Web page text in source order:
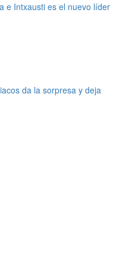
e Intxausti es el nuevo líder
da la sorpresa y deja